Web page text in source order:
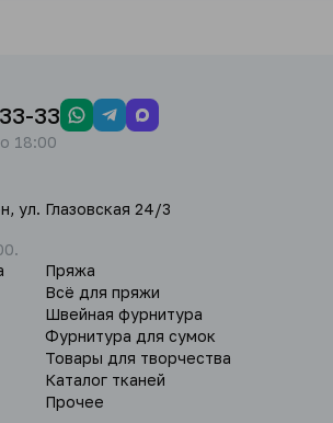
Пряжа
Всё для пряжи
Швейная фурнитура
Фурнитура для сумок
Товары для творчества
Каталог тканей
Прочее
33
18:00
ул. Глазовская 24/3